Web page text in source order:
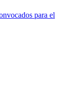
para el